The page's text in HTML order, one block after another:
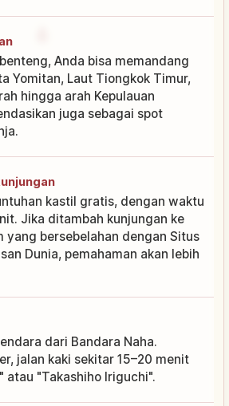
Anda bisa memandang
Yomitan, Laut Tiongkok Timur,
hingga arah Kepulauan
juga sebagai spot
kastil gratis, dengan waktu
Jika ditambah kunjungan ke
yang bersebelahan dengan Situs
Dunia, pemahaman akan lebih
dari Bandara Naha.
jalan kaki sekitar 15–20 menit
atau "Takashiho Iriguchi".